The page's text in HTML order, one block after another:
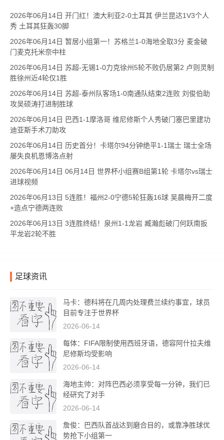
2026年06月14日 开门红！澳大利亚2-0土耳其 伊兰昆达1V3个人
秀 土耳其狂轰30脚
2026年06月14日 暂居小组第一！苏格兰1-0海地全取3分 麦金破
门麦克托米奈中柱
2026年06月14日 苏超-无锡1-0力克徐州5轮不败仍居第2 卢则灵制
胜徐州近4轮仅1胜
2026年06月14日 苏超-泰州队客场1-0南通队结束2连败 刘俊伯助
攻吴硕涛打进制胜球
2026年06月14日 巴西1-1摩洛哥 维尼修斯个人秀破门塞巴里建功
迪亚斯手术刀助攻
2026年06月14日 历史首分！卡塔尔94分钟绝平1-1瑞士 瑞士全场
屡失良机恩博洛点射
2026年06月14日 06月14日 世界杯小组赛B组第1轮 卡塔尔vs瑞士
进球视频
2026年06月13日 5连胜！福州2-0宁德5轮狂轰16球 吴晨梅开二度
+造点宁德两连败
2026年06月13日 3连胜终结！泉州1-1龙岩 臧瀚彪破门何跃南扳
平龙岩2轮不胜
足球资讯
马卡：德科将在几周内处理费兰续约事宜，球员
目前专注于世界杯
2026-06-14
每体：FIFA限制使用西班牙语，德容阿什拉夫维
尼修斯均受影响
2026-06-14
海地主帅：对阵巴西必须享受每一分钟，我们已
经研究了对手
2026-06-14
詹俊：巴西队首战达到磨合目的，或靠净胜球优
势抢下小组第一